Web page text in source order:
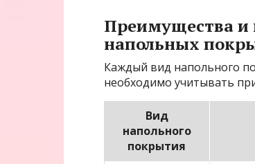
Преимущества и
напольных
Каждый вид напольного
необходимо учитывать
Вид
напольного
покрытия